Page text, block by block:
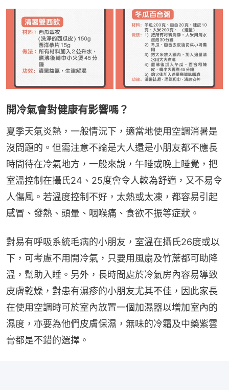
開冷氣會對健康有影響嗎？
夏季天氣炎熱，一般情況下，適當地使用空調消暑是
沒問題的。但需注意不論是大人還是小朋友都不應長
時間待在冷氣地方，一般來說，午睡或晚上睡覺，把
室溫控制在攝氏24、25度會令人較為舒適，又不易令
人傷風。若溫度控制不好，太熱或太凍，都容易引起
感冒、發熱、頭暈、咽喉痛、食欲不振等症狀。
對易有呼吸系統毛病的小朋友，室溫在攝氏26度或以
下，可考慮不用開冷氣，只要用風扇及竹蓆都可助降
溫，幫助入睡。另外，長時間處於冷氣房內容易導致
皮膚乾燥，對患有濕疹的小朋友尤其不佳，因此家長
在使用空調時可於室內放置一個加濕器以增加室內的
濕度，亦要為他們皮膚保濕，無味的冷霜及中藥紫雲
膏都是不錯的選擇。